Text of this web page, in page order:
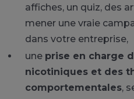
affiches, un quiz, des
mener une vraie
dans votre entreprise,
une prise en charge
nicotiniques et des
comportementales,